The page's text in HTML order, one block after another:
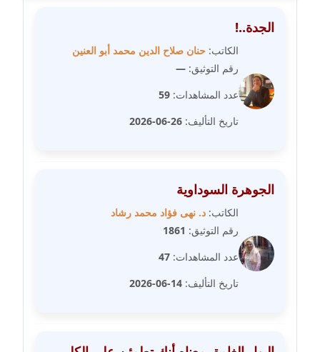
مدونة رحاب منيعم
عاملة
مدونة رشا السعدي
مدونة رشا كمال
عاملة
مدونة رشا ماهر
الجدة..!
الكاتب: حنان صلاح الدين محمد أبو العنين
رقم التوثيق: —
عدد المشاهدات: 59
تاريخ التأليف: 26-06-2026
الجوهرة السوداوية
الكاتب: د. نهى فؤاد محمد رشاد
رقم التوثيق: 1861
عدد المشاهدات: 47
تاريخ التأليف: 14-06-2026